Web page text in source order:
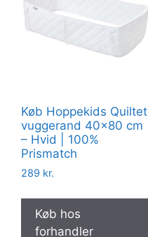
Køb Hoppekids Quiltet
vuggerand 40×80 cm
– Hvid | 100%
Prismatch
289 kr.
Køb hos
forhandler